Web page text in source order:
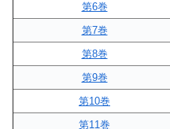
第6巻
第7巻
第8巻
第9巻
第10巻
第11巻